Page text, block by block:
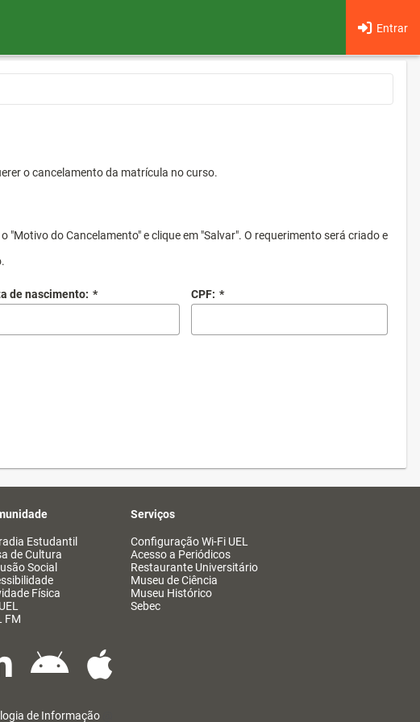
Entrar
o cancelamento da matrícula no curso.
do Cancelamento" e clique em "Salvar". O requerimento será criado e
de nascimento: * CPF: *
Estudantil
de Cultura
Social
Física
FM
Serviços
Configuração Wi-Fi UEL
Acesso a Periódicos
Restaurante Universitário
Museu de Ciência
Museu Histórico
Sebec
de Informação